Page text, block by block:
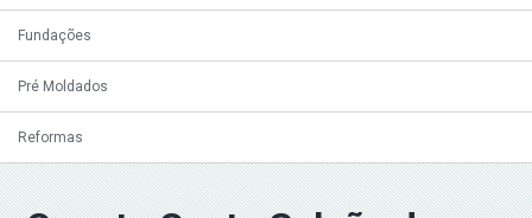
Fundações
Pré Moldados
Reformas